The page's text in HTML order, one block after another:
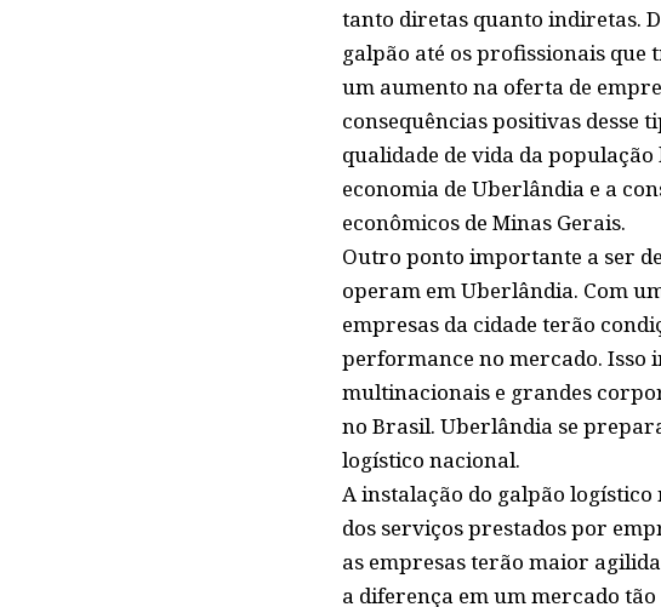
tanto diretas quanto indiretas.
galpão até os profissionais que
um aumento na oferta de
consequências positivas desse
qualidade de vida da
economia de Uberlândia e a
econômicos de Minas Gerais.
Outro ponto importante a ser
operam em Uberlândia. Com
empresas da cidade terão
performance no mercado. Isso
multinacionais e grandes
no Brasil. Uberlândia se
logístico nacional.
A instalação do galpão
dos serviços prestados por
as empresas terão maior
a diferença em um mercado